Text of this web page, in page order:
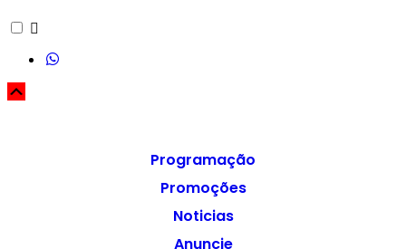
Programação
Promoções
Noticias
Anuncie